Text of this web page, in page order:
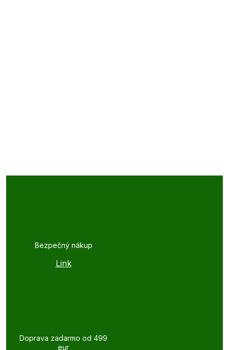
Bezpečný nákup
Link
Doprava zadarmo od 499
eur